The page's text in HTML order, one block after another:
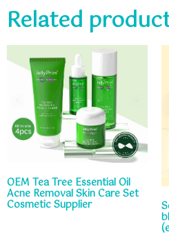
Related
OEM Tea Tree Essential Oil
Acne Removal Skin Care Set
Cosmetic Supplier